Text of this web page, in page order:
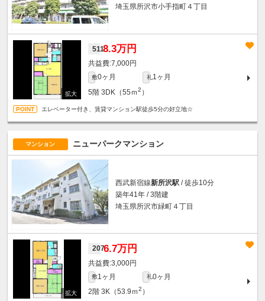
埼玉県所沢市小手指町４丁目
5118.3万円
7,000円
敷0ヶ月 礼1ヶ月
5階 3DK（55ｍ2 ）
エレベーター付き、賃貸マンション駅徒歩5分の好立地☆
マンション ニューパークマンション
西武新宿線新所沢駅 / 徒歩10分
築年41年 / 3階建
埼玉県所沢市緑町４丁目
2076.7万円
3,000円
敷1ヶ月 礼0ヶ月
2階 3K（53.9ｍ2 ）